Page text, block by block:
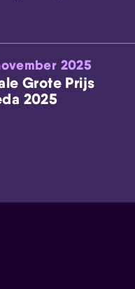
2025
Grote Prijs
2025